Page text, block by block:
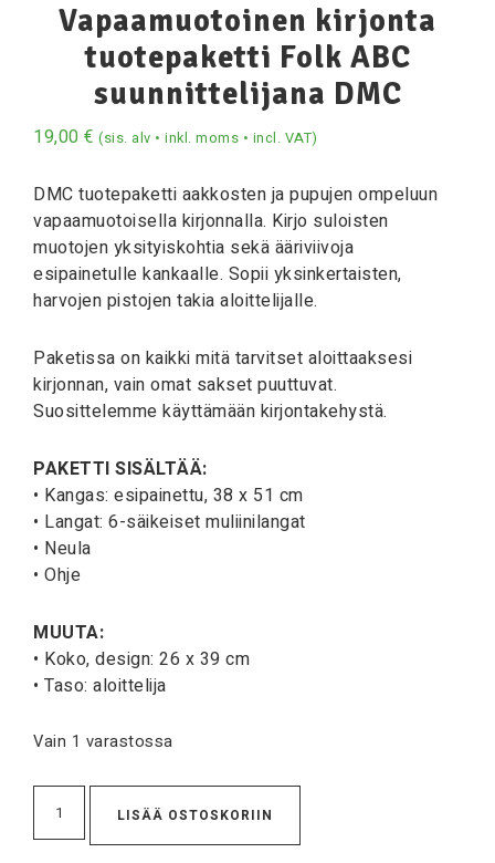
Vapaamuotoinen kirjonta
tuotepaketti Folk ABC
suunnittelijana DMC
19,00 € (sis. alv • inkl. moms • incl. VAT)
DMC tuotepaketti aakkosten ja pupujen ompeluun
vapaamuotoisella kirjonnalla. Kirjo suloisten
muotojen yksityiskohtia sekä ääriviivoja
esipainetulle kankaalle. Sopii yksinkertaisten,
harvojen pistojen takia aloittelijalle.
Paketissa on kaikki mitä tarvitset aloittaaksesi
kirjonnan, vain omat sakset puuttuvat.
Suosittelemme käyttämään kirjontakehystä.
PAKETTI SISÄLTÄÄ:
• Kangas: esipainettu, 38 x 51 cm
• Langat: 6-säikeiset muliinilangat
• Neula
• Ohje
MUUTA:
• Koko, design: 26 x 39 cm
• Taso: aloittelija
Vain 1 varastossa
LISÄÄ OSTOSKORIIN